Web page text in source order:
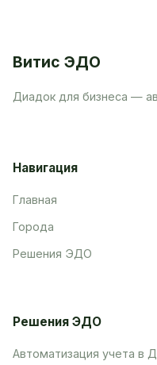
Витис ЭДО
Диадок для бизнеса —
Навигация
Главная
Города
Решения ЭДО
Решения ЭДО
Автоматизация учета в